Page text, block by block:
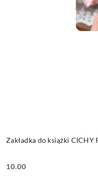
Zakładka do książki CICHY
Cena:
10.00